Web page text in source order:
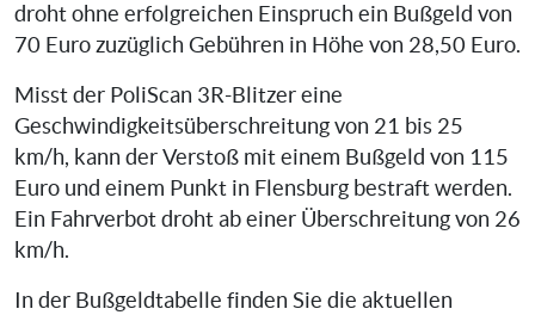
droht ohne erfolgreichen Einspruch ein Bußgeld von
70 Euro zuzüglich Gebühren in Höhe von 28,50 Euro.
Misst der PoliScan 3R-Blitzer eine
Geschwindigkeitsüberschreitung von 21 bis 25
km/h, kann der Verstoß mit einem Bußgeld von 115
Euro und einem Punkt in Flensburg bestraft werden.
Ein Fahrverbot droht ab einer Überschreitung von 26
km/h.
In der Bußgeldtabelle finden Sie die aktuellen